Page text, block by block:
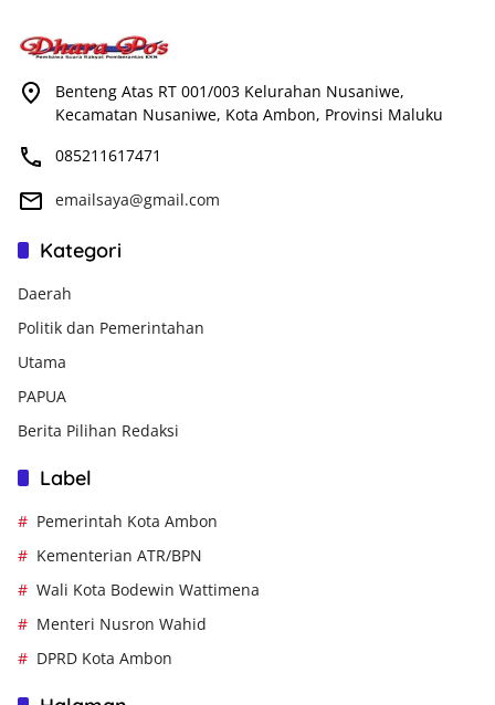
Benteng Atas RT 001/003 Kelurahan Nusaniwe,
Kecamatan Nusaniwe, Kota Ambon, Provinsi Maluku
085211617471
emailsaya@gmail.com
Kategori
Daerah
Politik dan Pemerintahan
Utama
PAPUA
Berita Pilihan Redaksi
Label
Pemerintah Kota Ambon
Kementerian ATR/BPN
Wali Kota Bodewin Wattimena
Menteri Nusron Wahid
DPRD Kota Ambon